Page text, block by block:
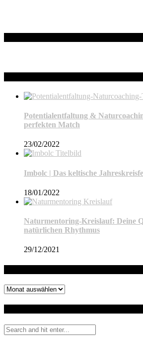
Potentialentfaltung &
perfekten Match
23/02/2022
Imbolc | Das keltische
18/01/2022
Naturmentoring-Kreislauf: Deine
natürlichen Rhythmus
29/12/2021
Archiv